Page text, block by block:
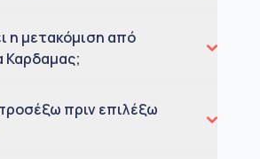
η μετακόμιση από
Καρδαμας;
πριν επιλέξω